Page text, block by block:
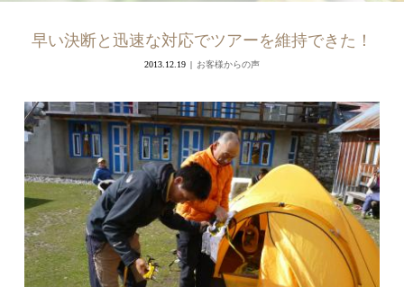
早い決断と迅速な対応でツアーを維持できた！
2013.12.19 お客様からの声